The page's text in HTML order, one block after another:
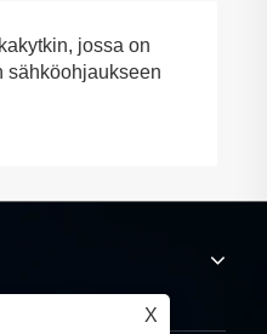
X